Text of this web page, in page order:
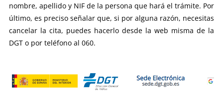
nombre, apellido y NIF de la persona que hará el trámite. Por
último, es preciso señalar que, si por alguna razón, necesitas
cancelar la cita, puedes hacerlo desde la web misma de la
DGT o por teléfono al 060.